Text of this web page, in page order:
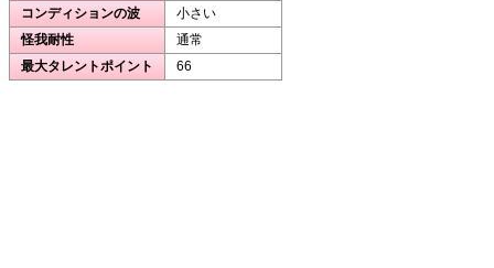
コンディションの波
小さい
怪我耐性
通常
最大タレントポイント
66